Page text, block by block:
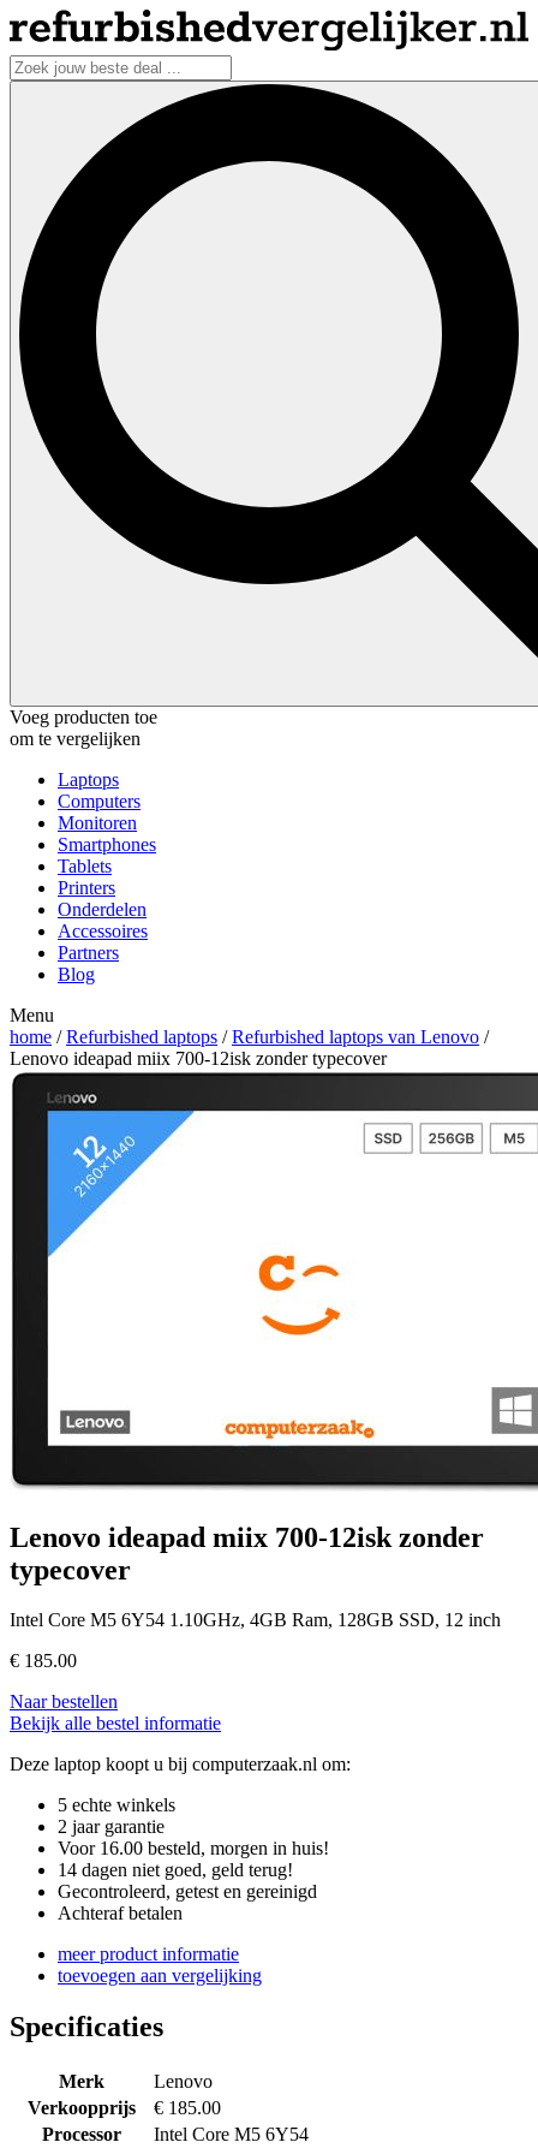
Voeg producten toe
om te vergelijken
Laptops
Computers
Monitoren
Smartphones
Tablets
Printers
Onderdelen
Accessoires
Partners
Blog
Menu
home /Refurbished laptops /Refurbished laptops van Lenovo /
Lenovo ideapad miix 700-12isk zonder typecover
Lenovo ideapad miix 700-12isk zonder
typecover
Intel Core M5 6Y54 1.10GHz, 4GB Ram, 128GB SSD, 12 inch
€ 185.00
Naar bestellen
Bekijk alle bestel informatie
Deze laptop koopt u bij computerzaak.nl om:
5 echte winkels
2 jaar garantie
Voor 16.00 besteld, morgen in huis!
14 dagen niet goed, geld terug!
Gecontroleerd, getest en gereinigd
Achteraf betalen
meer product informatie
toevoegen aan vergelijking
Specificaties
Merk
Lenovo
Verkoopprijs
€ 185.00
Processor
Intel Core M5 6Y54